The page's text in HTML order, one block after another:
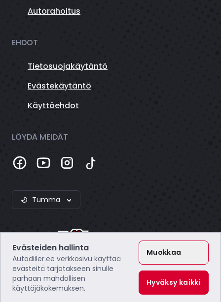
Autorahoitus
EHDOT
Tietosuojakäytäntö
Evästekäytäntö
Käyttöehdot
LÖYDÄ MEIDÄT
Tumma
Webzero OÜ
Y-tunnus: 16804172
ALV: EE102649495
Evästeiden hallinta
Autodiiler.ee verkkosivu käyttää
evästeitä tarjotakseen sinulle
parhaan mahdollisen
käyttäjäkokemuksen.
Muokkaa
Hyväksy kaikki